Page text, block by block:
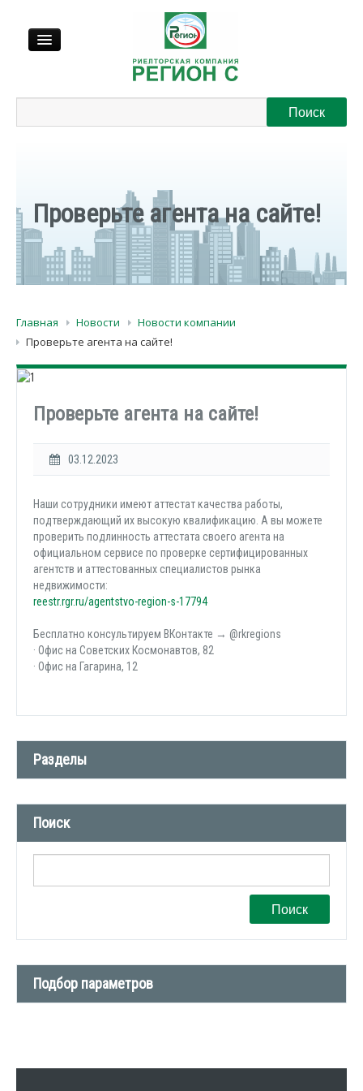
Регионы
Контакты
Проверьте агента на сайте!
Главная Новости
Новости компании
Проверьте агента на сайте!
Проверьте агента на сайте!
03.12.2023
Наши сотрудники имеют аттестат качества работы,
подтверждающий их высокую квалификацию. А вы можете
проверить подлинность аттестата своего агента на
официальном сервисе по проверке сертифицированных
агентств и аттестованных специалистов рынка
недвижимости:
reestr.rgr.ru/agentstvo-region-s-17794
Бесплатно консультируем ВКонтакте → @rkregions
· Офис на Советских Космонавтов, 82
· Офис на Гагарина, 12
Разделы
Новости компании (509)
СМИ о нас (1)
Поиск
Поиск
Подбор параметров